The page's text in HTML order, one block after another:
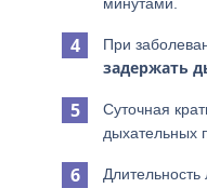
При
задержать
Суточная
дыхательных